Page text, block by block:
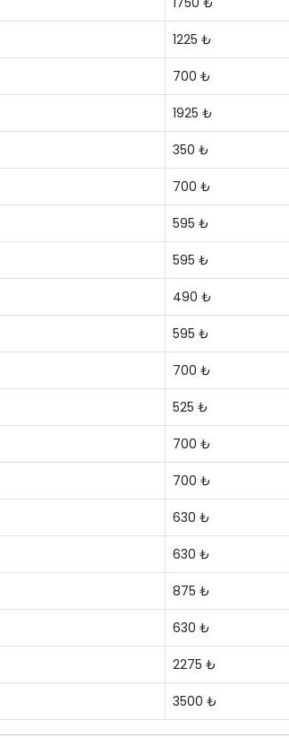
1225 ₺
700 ₺
1925 ₺
350 ₺
700 ₺
595 ₺
595 ₺
490 ₺
595 ₺
700 ₺
525 ₺
700 ₺
700 ₺
630 ₺
630 ₺
875 ₺
630 ₺
2275 ₺
3500 ₺